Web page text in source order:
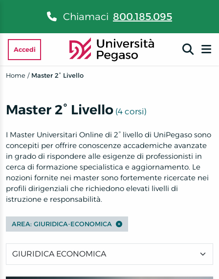
Chiamaci 800.185.095
Accedi
Home / Master 2° Livello
Master 2° Livello (4 corsi)
I Master Universitari Online di 2° livello di UniPegaso sono
concepiti per offrire conoscenze accademiche avanzate
in grado di rispondere alle esigenze di professionisti in
cerca di formazione specialistica e aggiornamento. Le
nozioni fornite nei master sono fortemente ricercate nei
profili dirigenziali che richiedono elevati livelli di
istruzione e responsabilità.
AREA: GIURIDICA-ECONOMICA